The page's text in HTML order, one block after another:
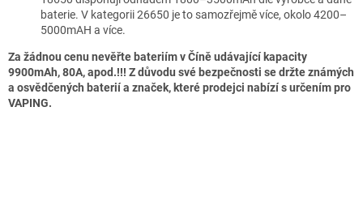
baterie. V kategorii 26650 je to samozřejmě více, okolo 4200–
5000mAH a více.
Za žádnou cenu nevěřte bateriím v Číně udávající kapacity
9900mAh, 80A, apod.!!! Z důvodu své bezpečnosti se držte známých
a osvědčených baterií a značek, které prodejci nabízí s určením pro
VAPING.